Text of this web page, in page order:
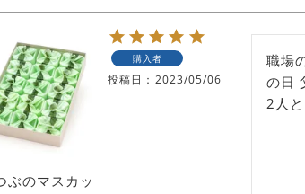
ぶのマスカッ
購入者
投稿日 2023/05/06
職場
の日
2人